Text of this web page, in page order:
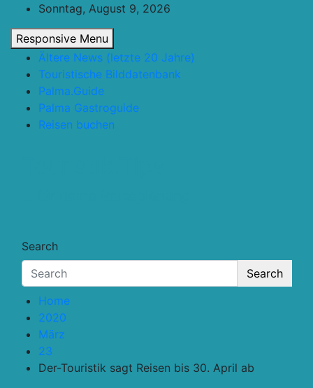
content
Sonntag, August 9, 2026
Responsive Menu
Ältere News (letzte 20 Jahre)
Touristische Bilddatenbank
Palma.Guide
Palma Gastroguide
Reisen buchen
Search
Search
Home
2020
März
23
Der-Touristik sagt Reisen bis 30. April ab